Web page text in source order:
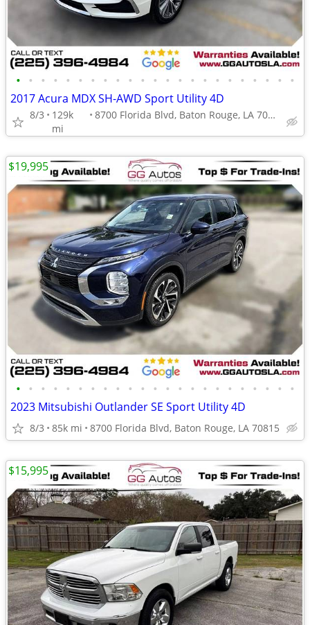
• • • • • • • • • • • • • • • • • • • • • • •
2017 Acura MDX SH-AWD Sport Utility 4D
8/3
129k
mi
8700 Florida Blvd, Baton Rouge, LA 70815
• • • • • • • • • • • • • • • • • • • • • • •
2023 Mitsubishi Outlander SE Sport Utility 4D
8/3 85k mi 8700 Florida Blvd, Baton Rouge, LA 70815
$19,995
$15,995